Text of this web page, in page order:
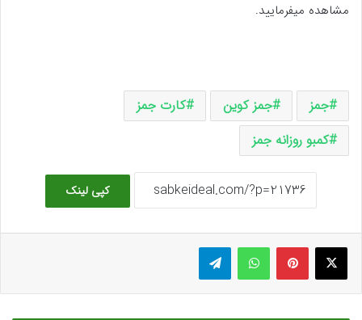
مشاهده میفرمایید.
جمز جمز کوین
کارت جمز
کمبو روزانه جمز
کپی لینک
ایکس پینتریستواتس آپ تلگرام